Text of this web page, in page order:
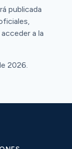
publicada
a la
2026.